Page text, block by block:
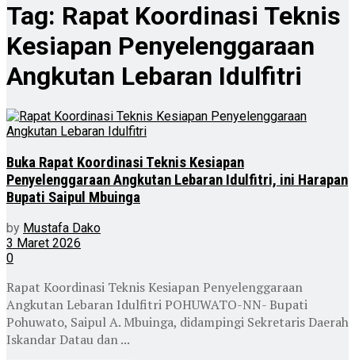
Tag: Rapat Koordinasi Teknis
Kesiapan Penyelenggaraan
Angkutan Lebaran Idulfitri
Buka Rapat Koordinasi Teknis Kesiapan
Penyelenggaraan Angkutan Lebaran Idulfitri, ini Harapan
Bupati Saipul Mbuinga
by Mustafa Dako
3 Maret 2026
0
Rapat Koordinasi Teknis Kesiapan Penyelenggaraan
Angkutan Lebaran Idulfitri POHUWATO-NN- Bupati
Pohuwato, Saipul A. Mbuinga, didampingi Sekretaris Daerah
Iskandar Datau dan ...